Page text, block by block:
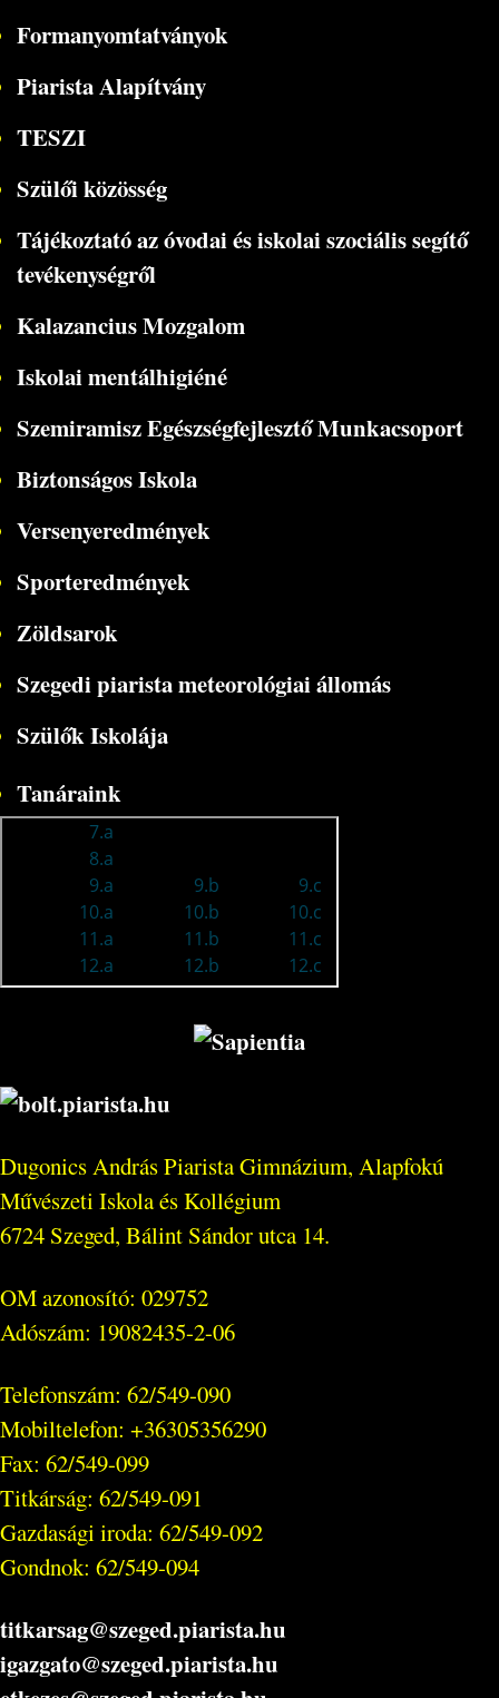
Formanyomtatványok
Piarista Alapítvány
TESZI
Szülői közösség
Tájékoztató az óvodai és iskolai szociális segítő
tevékenységről
Kalazancius Mozgalom
Iskolai mentálhigiéné
Szemiramisz Egészségfejlesztő Munkacsoport
Biztonságos Iskola
Versenyeredmények
Sporteredmények
Zöldsarok
Szegedi piarista meteorológiai állomás
Szülők Iskolája
Tanáraink
Dugonics András Piarista Gimnázium, Alapfokú
Művészeti Iskola és Kollégium
6724 Szeged, Bálint Sándor utca 14.
OM azonosító: 029752
Adószám: 19082435-2-06
Telefonszám: 62/549-090
Mobiltelefon: +36305356290
Fax: 62/549-099
Titkárság: 62/549-091
Gazdasági iroda: 62/549-092
Gondnok: 62/549-094
titkarsag@szeged.piarista.hu
igazgato@szeged.piarista.hu